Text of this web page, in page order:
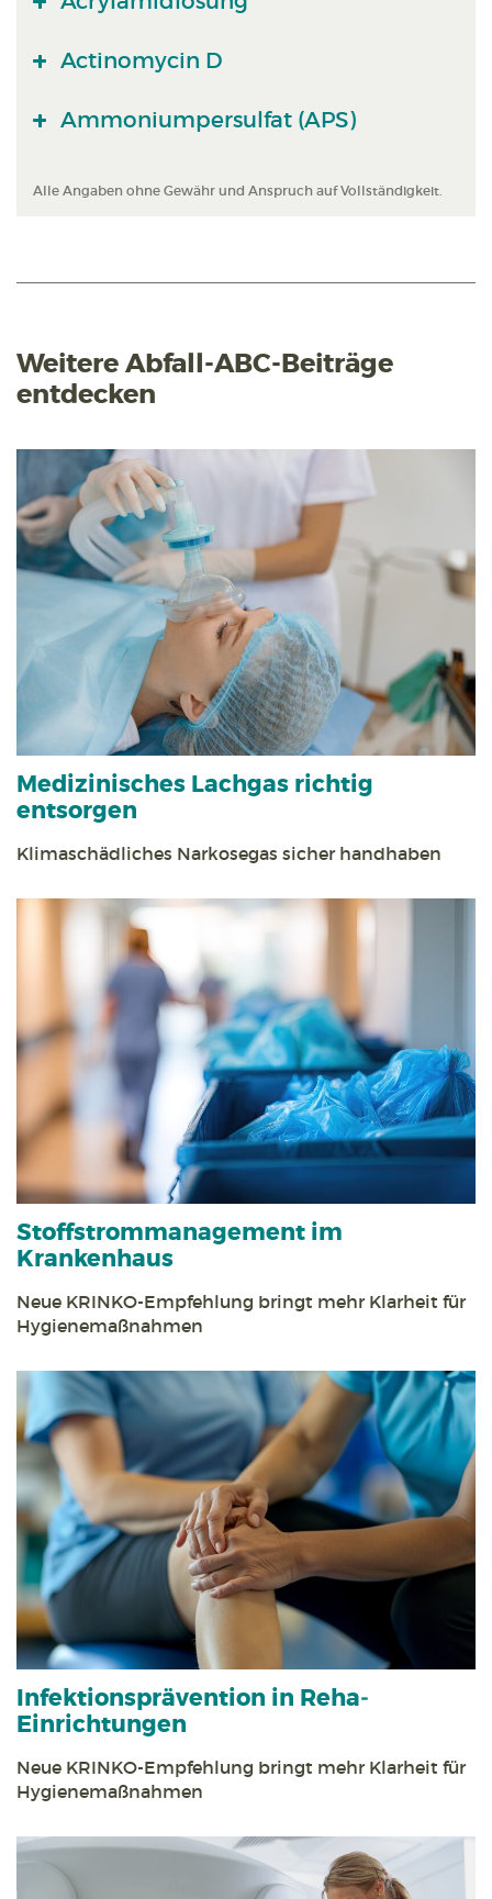
Actinomycin D
Ammoniumpersulfat (APS)
Alle Angaben ohne Gewähr und Anspruch auf Vollständigkeit.
Weitere Abfall-ABC-Beiträge
entdecken
Medizinisches Lachgas richtig
entsorgen
Klimaschädliches Narkosegas sicher handhaben
Stoff­strom­management im
Krankenhaus
Neue KRINKO-Empfehlung bringt mehr Klarheit für
Hygienemaßnahmen
Infektions­prävention in Reha­
Einrichtungen
Neue KRINKO-Empfehlung bringt mehr Klarheit für
Hygiene­maßnahmen